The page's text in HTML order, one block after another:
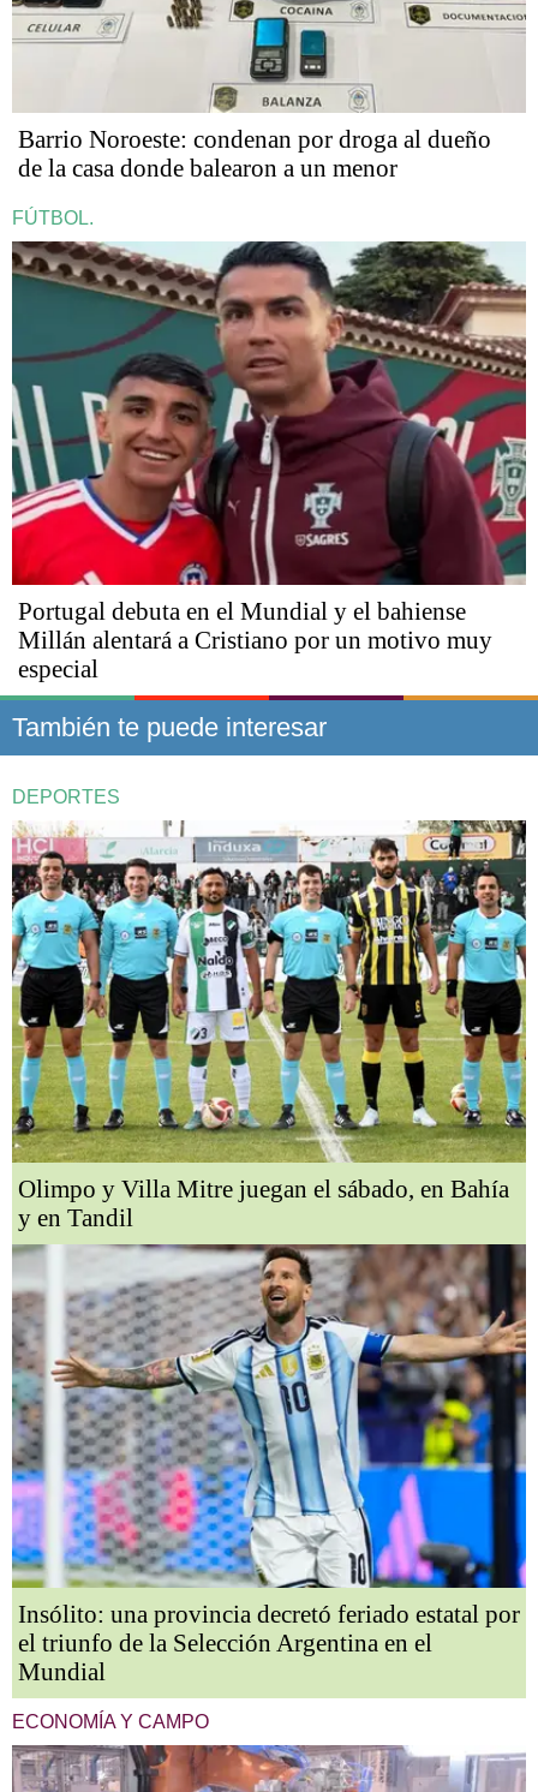
Barrio Noroeste: condenan por droga al dueño
de la casa donde balearon a un menor
FÚTBOL.
Portugal debuta en el Mundial y el bahiense
Millán alentará a Cristiano por un motivo muy
especial
También te puede interesar
DEPORTES
Olimpo y Villa Mitre juegan el sábado, en Bahía
y en Tandil
Insólito: una provincia decretó feriado estatal por
el triunfo de la Selección Argentina en el
Mundial
ECONOMÍA Y CAMPO